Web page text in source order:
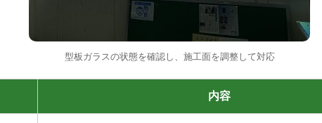
型板ガラスの状態を確認し、施工面を調整して対応
内容